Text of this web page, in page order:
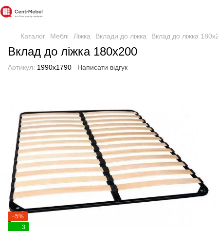
Каталог Меблі Ліжка Вклади до ліжка Вклад до ліжка
Вклад до ліжка 180x200
Артикул: 1990х1790 Написати відгук
−5%
3